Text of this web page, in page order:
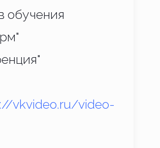
обучения
vkvideo.ru/video-